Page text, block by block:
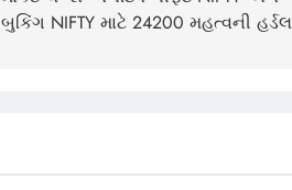
બુકિંગ NIFTY માટે 24200 મહત્વની હર્ડલ